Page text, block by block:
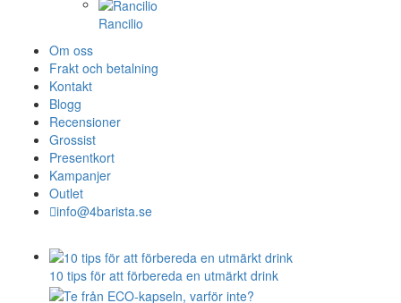
Rancilio
Om oss
Frakt och betalning
Kontakt
Blogg
Recensioner
Grossist
Presentkort
Kampanjer
Outlet
info@4barista.se
10 tips för att förbereda en utmärkt drink